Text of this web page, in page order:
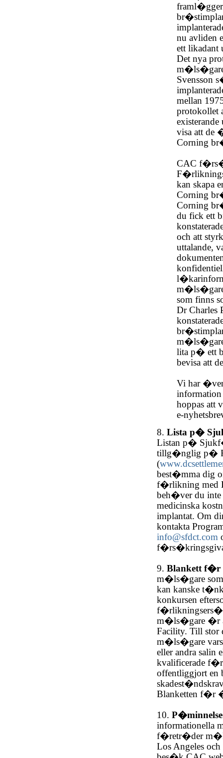
framl�gger
nu avliden
ett likadant
Det nya
Svensson
mellan
protokollet
visa att de
Corning
CAC
kan skapa
Corning
Corning
du fick ett
och att
uttalande,
som finns
Dr Charles
m�ls�gare
lita p� ett
bevisa att
Vi har
hoppas att
e-
8. Lista p�
Listan p�
tillg�nglig p�
(
best�mma dig
f�rlikning med
beh�ver du inte
medicinska
implantat. Om
kontakta
info@sfdct.com
9. Blankett f�r
m�ls�gare som
kan kanske
konkursen
m�ls�gare �r
Facility. Till stor
m�ls�gare vars
eller andra
kvalificerade
offentliggjort
Blanketten f�r
10.
informationella
f�retr�der
Los Angeles